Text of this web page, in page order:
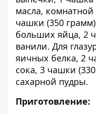
масла,
чашки (350
больших яйца, 2
ванили. Для
яичных белка, 2
сока, 3 чашки
сахарной пудры.
Приготовление: